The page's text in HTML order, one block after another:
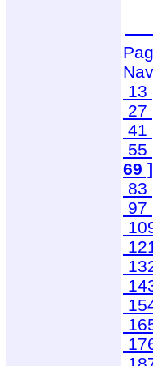
13
27
41
55
69 ]
83
97